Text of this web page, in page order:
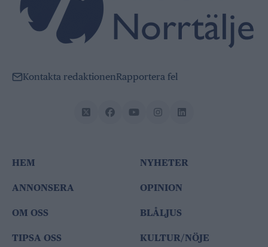
Kontakta redaktionenRapportera fel
HEM
ANNONSERA
OM OSS
TIPSA OSS
NYHETER
OPINION
BLÅLJUS
KULTUR/NÖJE